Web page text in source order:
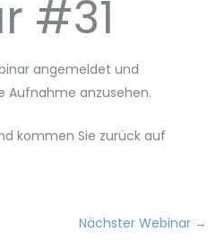
#31
angemeldet und
Aufnahme anzusehen.
kommen Sie zurück auf
Nächster Webinar →